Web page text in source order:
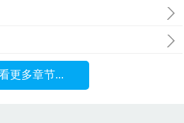
更多章节...